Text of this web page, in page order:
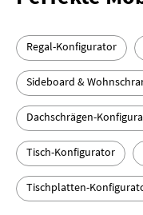
Regal-Konfigurator
Sideboard &
Dachschrägen-
Tisch-Konfigurator
Tischplatten-